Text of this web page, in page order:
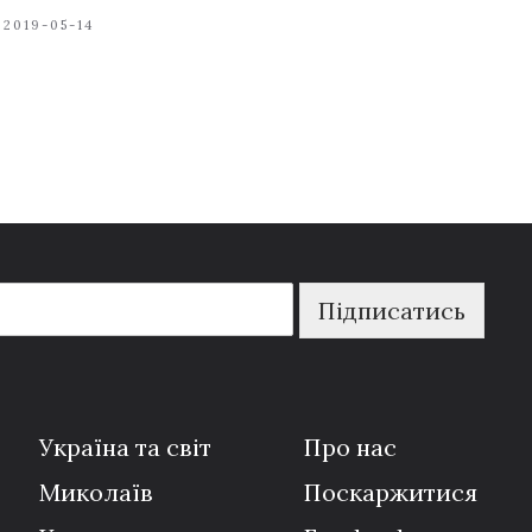
2019-05-14
Підписатись
Україна та світ
Миколаїв
Про нас
Поскаржитися